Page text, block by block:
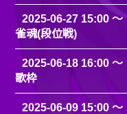
2025-06-27 15:00
雀魂(段位戦)
2025-06-18 16:00
歌枠
2025-06-09 15:00